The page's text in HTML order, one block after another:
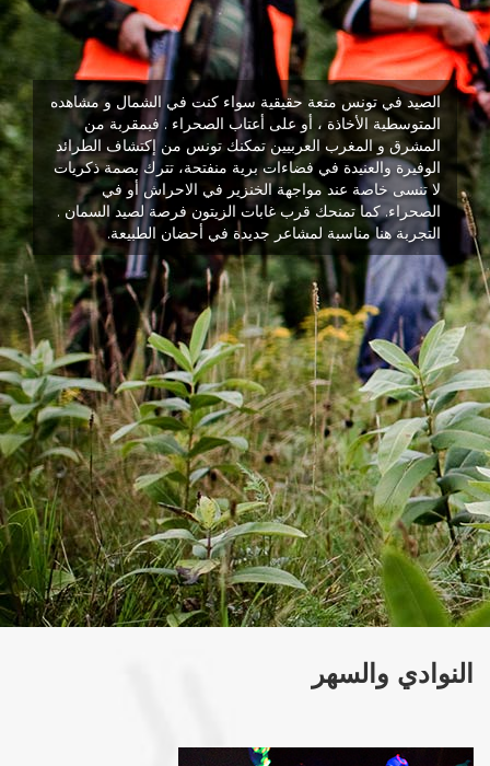
الصيد في تونس متعة حقيقية سواء كنت في الشمال و مشاهده
المتوسطية الأخاذة ، أو على أعتاب الصحراء . فبمقربة من
المشرق و المغرب العربيين تمكنك تونس من إكتشاف الطرائد
الوفيرة والعنيدة في فضاءات برية منفتحة، تترك بصمة ذكريات
لا تنسى خاصة عند مواجهة الخنزير في الاحراش أو في
الصحراء. كما تمنحك قرب غابات الزيتون فرصة لصيد السمان .
التجربة هنا مناسبة لمشاعر جديدة في أحضان الطبيعة.
النوادي والسهر